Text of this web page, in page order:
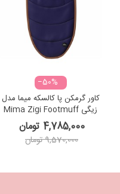
‎−50%
کاور گرمکن پا کالسکه میما مدل
زیگی Mima Zigi Footmuff
Midnight Blue
4,785,000 تومان
9,570,000 تومان